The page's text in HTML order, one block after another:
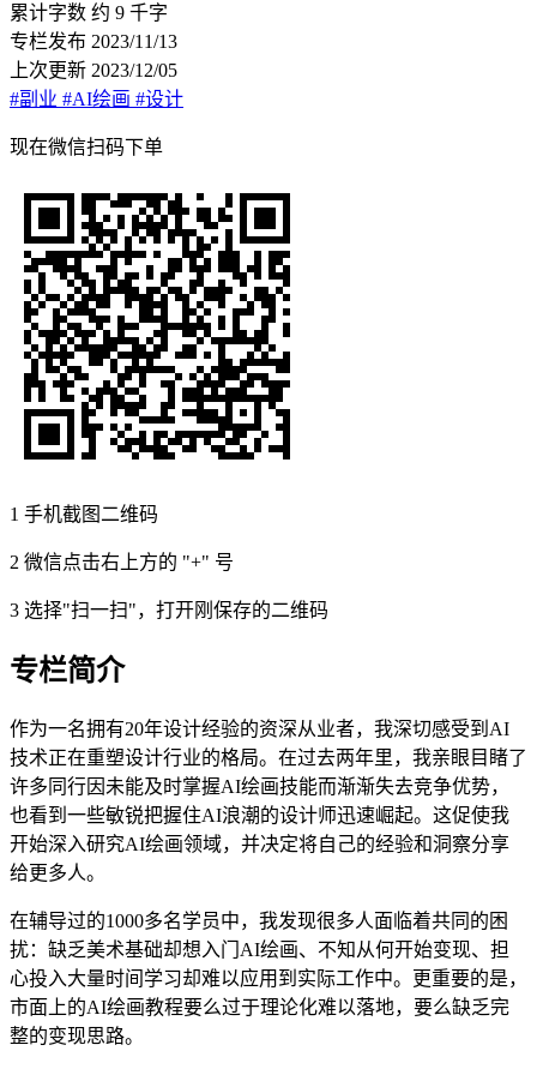
累计字数 约 9 千字
专栏发布 2023/11/13
上次更新 2023/12/05
#副业 #AI绘画 #设计
现在微信扫码下单
1 手机截图二维码
2 微信点击右上方的 "+" 号
3 选择"扫一扫"，打开刚保存的二维码
专栏简介
作为一名拥有20年设计经验的资深从业者，我深切感受到AI
技术正在重塑设计行业的格局。在过去两年里，我亲眼目睹了
许多同行因未能及时掌握AI绘画技能而渐渐失去竞争优势，
也看到一些敏锐把握住AI浪潮的设计师迅速崛起。这促使我
开始深入研究AI绘画领域，并决定将自己的经验和洞察分享
给更多人。
在辅导过的1000多名学员中，我发现很多人面临着共同的困
扰：缺乏美术基础却想入门AI绘画、不知从何开始变现、担
心投入大量时间学习却难以应用到实际工作中。更重要的是，
市面上的AI绘画教程要么过于理论化难以落地，要么缺乏完
整的变现思路。